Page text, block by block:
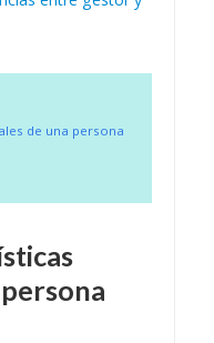
de una persona